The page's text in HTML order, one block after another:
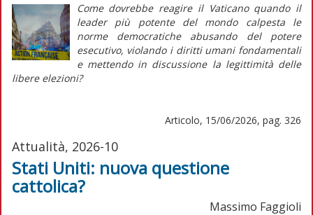
Come dovrebbe reagire il Vaticano quando il
leader più potente del mondo calpesta le
norme democratiche abusando del potere
esecutivo, violando i diritti umani fondamentali
e mettendo in discussione la legittimità delle
libere elezioni?
Articolo, 15/06/2026, pag. 326
Attualità, 2026-10
Stati Uniti: nuova questione
cattolica?
Massimo Faggioli